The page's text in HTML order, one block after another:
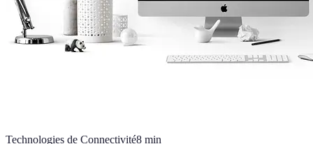
Technologies de Connectivité8 min